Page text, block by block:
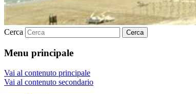
Cerca
Menu principale
Vai al contenuto principale
Vai al contenuto secondario